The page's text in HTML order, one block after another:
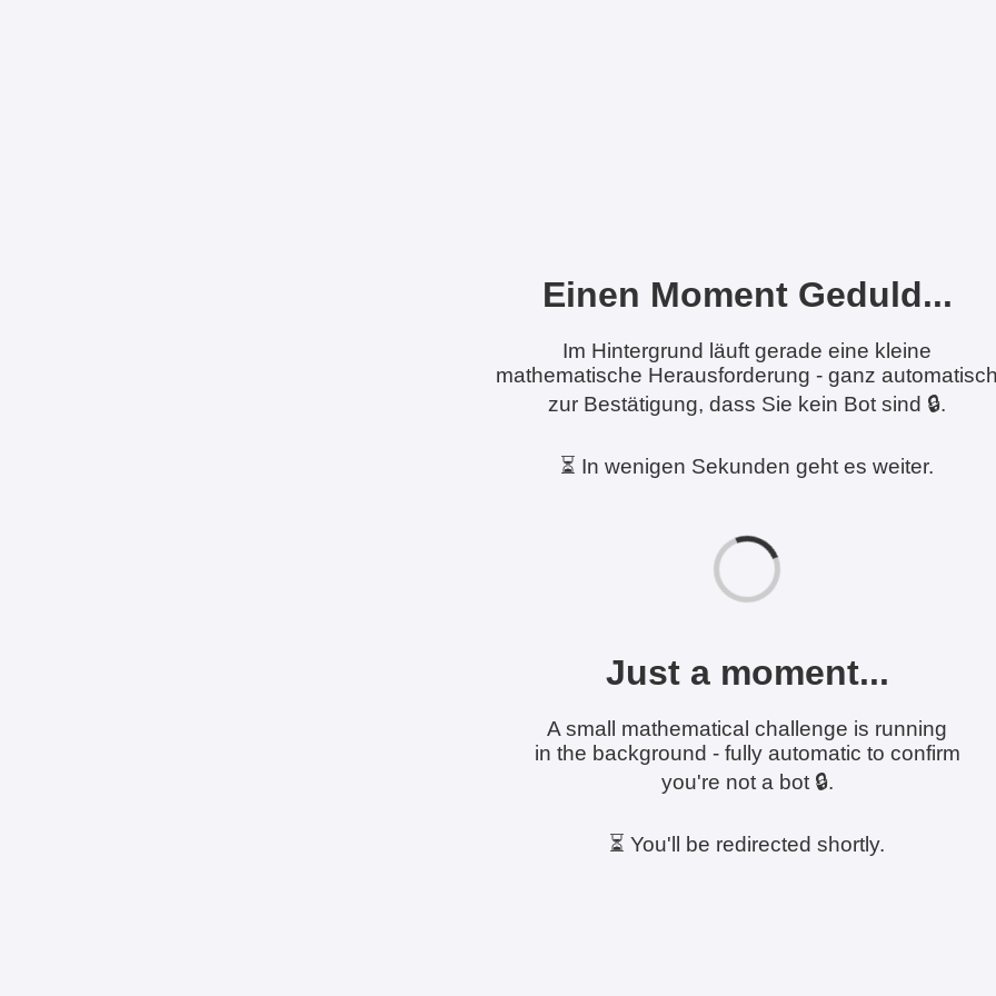
Einen Moment Geduld...
Im Hintergrund läuft gerade eine kleine
mathematische Herausforderung - ganz
zur Bestätigung, dass Sie kein Bot sind 🔒.
⏳ In wenigen Sekunden geht es weiter.
Just a moment...
A small mathematical challenge is running
in the background - fully automatic to confirm
you're not a bot 🔒.
⏳ You'll be redirected shortly.